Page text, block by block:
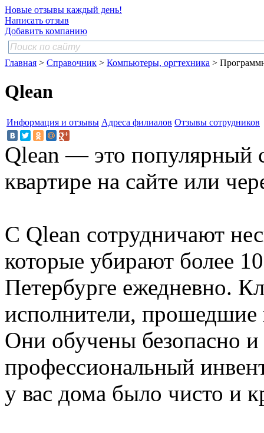
Новые отзывы каждый день!
Написать отзыв
Добавить компанию
Главная > Справочник > Компьютеры, оргтехника >
Qlean
Информация и отзывы Адреса филиалов Отзывы сотрудников
Qlean — это популярный
квартире на сайте или
С Qlean сотрудничают
которые убирают более
Петербурге ежедневно.
исполнители, прошедшие
Они обучены безопасно и
профессиональный
у вас дома было чисто и